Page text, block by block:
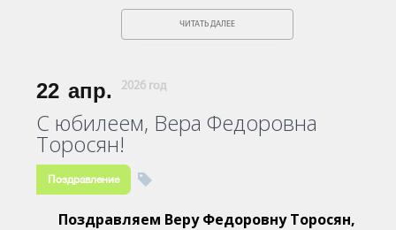
ЧИТАТЬ ДАЛЕЕ
22 апр. 2026 год
С юбилеем, Вера Федоровна
Торосян!
Поздравление
Поздравляем Веру Федоровну Торосян,